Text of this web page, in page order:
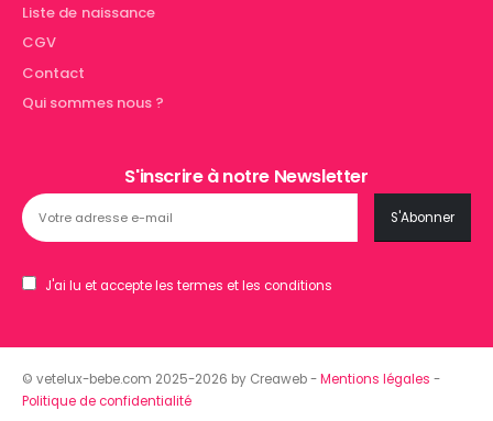
Liste de naissance
CGV
Contact
Qui sommes nous ?
S'inscrire à notre Newsletter
J'ai lu et accepte les termes et les conditions
© vetelux-bebe.com 2025-2026 by Creaweb -Mentions légales -
Politique de confidentialité